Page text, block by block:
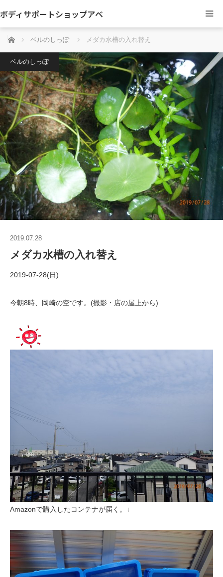
ボディサポートショップアベ
ホーム ベルのしっぽ メダカ水槽の入れ替え
ベルのしっぽ
2019.07.28
メダカ水槽の入れ替え
2019-07-28(日)
今朝8時、岡崎の空です。(撮影・店の屋上から)
Amazonで購入したコンテナが届く。↓